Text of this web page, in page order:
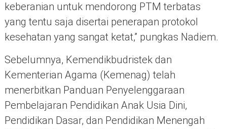
keberanian untuk mendorong PTM terbatas
yang tentu saja disertai penerapan protokol
kesehatan yang sangat ketat,” pungkas Nadiem.
Sebelumnya, Kemendikbudristek dan
Kementerian Agama (Kemenag) telah
menerbitkan Panduan Penyelenggaraan
Pembelajaran Pendidikan Anak Usia Dini,
Pendidikan Dasar, dan Pendidikan Menengah